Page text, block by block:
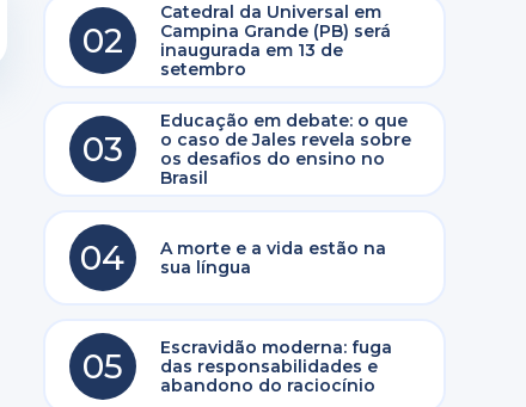
02
Catedral da Universal em
Campina Grande (PB) será
inaugurada em 13 de
setembro
03
Educação em debate: o que
o caso de Jales revela sobre
os desafios do ensino no
Brasil
04
A morte e a vida estão na
sua língua
05
Escravidão moderna: fuga
das responsabilidades e
abandono do raciocínio